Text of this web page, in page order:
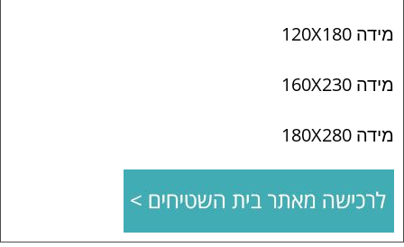
מידה 120X180
מידה 160X230
מידה 180X280